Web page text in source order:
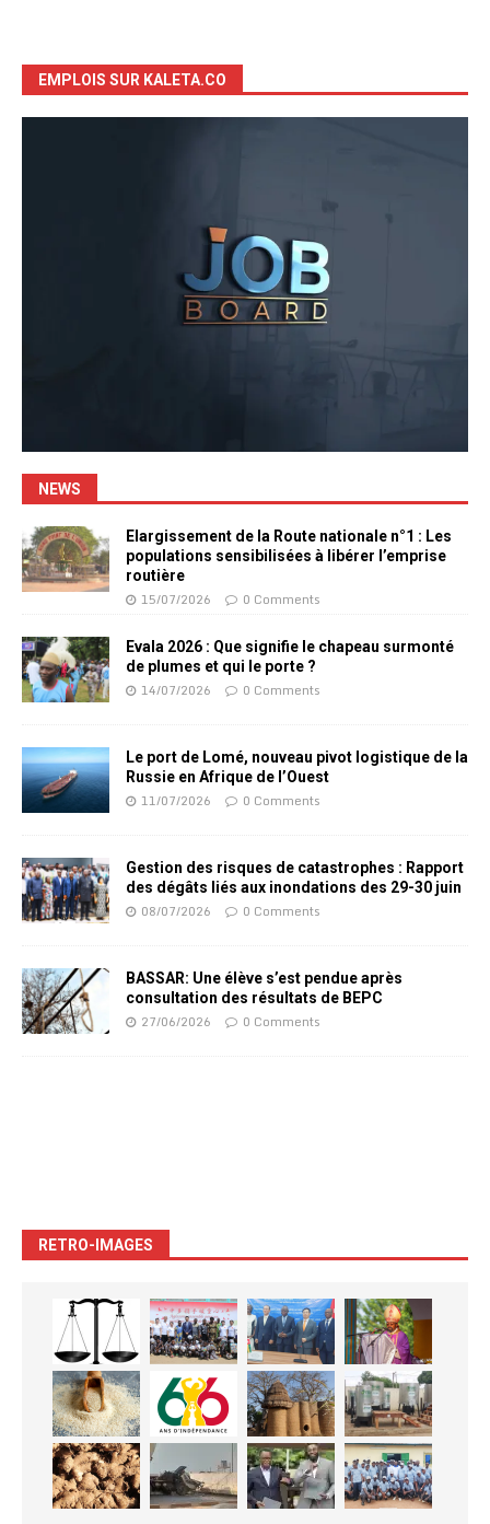
EMPLOIS SUR KALETA.CO
NEWS
Elargissement de la Route nationale n°1 : Les
populations sensibilisées à libérer l’emprise
routière
15/07/2026 0 Comments
Evala 2026 : Que signifie le chapeau surmonté
de plumes et qui le porte ?
14/07/2026 0 Comments
Le port de Lomé, nouveau pivot logistique de la
Russie en Afrique de l’Ouest
11/07/2026 0 Comments
Gestion des risques de catastrophes : Rapport
des dégâts liés aux inondations des 29-30 juin
08/07/2026 0 Comments
BASSAR: Une élève s’est pendue après
consultation des résultats de BEPC
27/06/2026 0 Comments
RETRO-IMAGES